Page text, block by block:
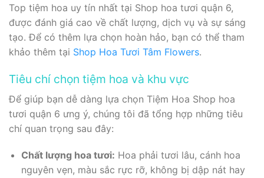
Top tiệm hoa uy tín nhất tại Shop hoa tươi quận 6,
được đánh giá cao về chất lượng, dịch vụ và sự sáng
tạo. Để có thêm lựa chọn hoàn hảo, bạn có thể tham
khảo thêm tại Shop Hoa Tươi Tâm Flowers.
Tiêu chí chọn tiệm hoa và khu vực
Để giúp bạn dễ dàng lựa chọn Tiệm Hoa Shop hoa
tươi quận 6 ưng ý, chúng tôi đã tổng hợp những tiêu
chí quan trọng sau đây:
Chất lượng hoa tươi: Hoa phải tươi lâu, cánh hoa
nguyên vẹn, màu sắc rực rỡ, không bị dập nát hay